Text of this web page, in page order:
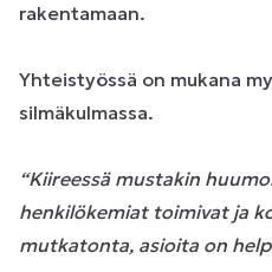
rakentamaan.
Yhteistyössä on mukana
silmäkulmassa.
“Kiireessä mustakin
henkilökemiat toimivat ja
mutkatonta, asioita on